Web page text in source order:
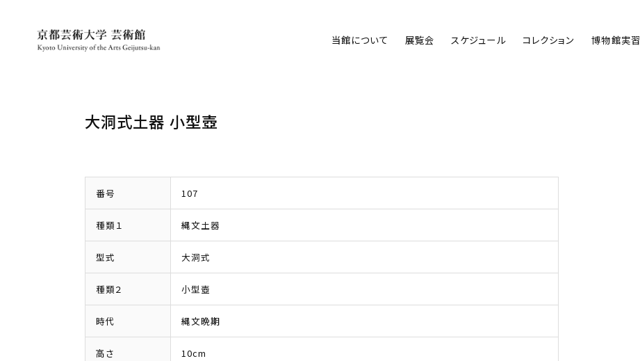
当館について 展覧会 スケジュール コレクション 博物館実習
大洞式土器 小型壺
番号 107
種類１ 縄文土器
型式 大洞式
種類２ 小型壺
時代 縄文晩期
高さ 10cm